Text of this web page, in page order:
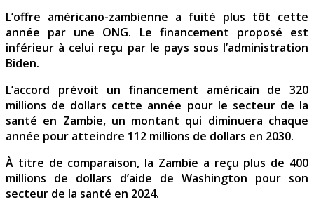
L’offre américano-zambienne a fuité plus tôt cette
année par une ONG. Le financement proposé est
inférieur à celui reçu par le pays sous l’administration
Biden.
L’accord prévoit un financement américain de 320
millions de dollars cette année pour le secteur de la
santé en Zambie, un montant qui diminuera chaque
année pour atteindre 112 millions de dollars en 2030.
À titre de comparaison, la Zambie a reçu plus de 400
millions de dollars d’aide de Washington pour son
secteur de la santé en 2024.